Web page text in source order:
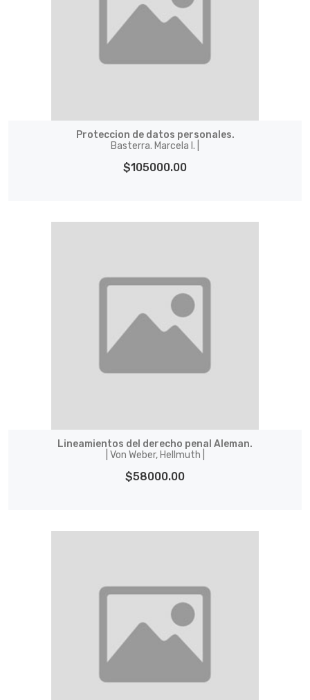
Proteccion de datos personales.
Basterra. Marcela I. |
$105000.00
Lineamientos del derecho penal Aleman.
| Von Weber, Hellmuth |
$58000.00